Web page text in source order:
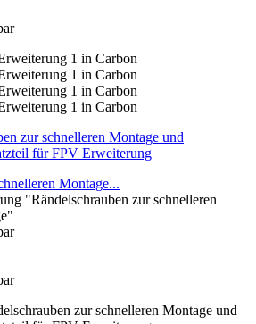
Montage...
"Rändelschrauben zur schnelleren